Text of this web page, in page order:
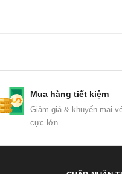
Mua hàng tiết kiệm
Giảm giá & khuyến mại
cực lớn